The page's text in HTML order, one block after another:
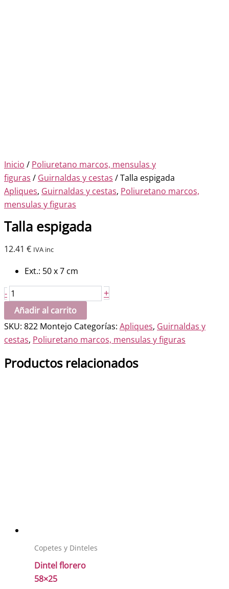
Inicio / Poliuretano marcos, mensulas y
figuras / Guirnaldas y cestas / Talla espigada
Apliques, Guirnaldas y cestas, Poliuretano marcos,
mensulas y figuras
Talla espigada
12.41 € IVA inc
Ext.: 50 x 7 cm
- Talla
espigada
cantidad
+
Añadir al carrito
SKU: 822 Montejo Categorías: Apliques, Guirnaldas y
cestas, Poliuretano marcos, mensulas y figuras
Productos relacionados
Copetes y Dinteles
Dintel florero
58×25